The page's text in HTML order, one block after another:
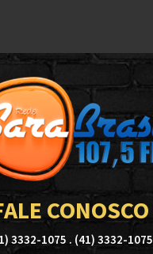
CONOSCO
3332-1075 . (41) 3332-1075